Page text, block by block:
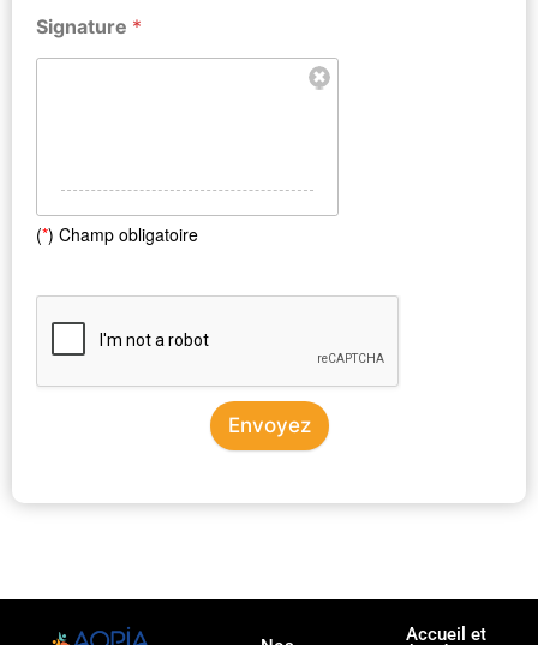
Signature *
(*) Champ obligatoire
Envoyez
Accueil et